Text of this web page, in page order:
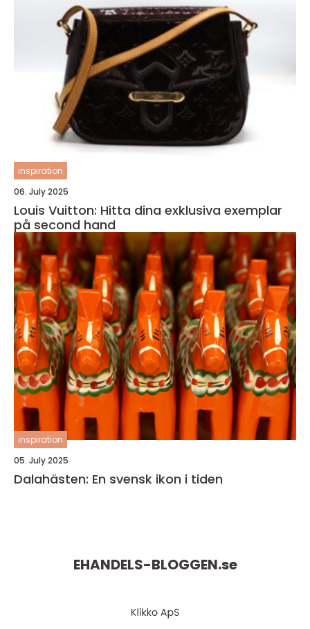
inspiration
06. July 2025
Louis Vuitton: Hitta dina exklusiva exemplar
på second hand
inspiration
05. July 2025
Dalahästen: En svensk ikon i tiden
EHANDELS-BLOGGEN.se